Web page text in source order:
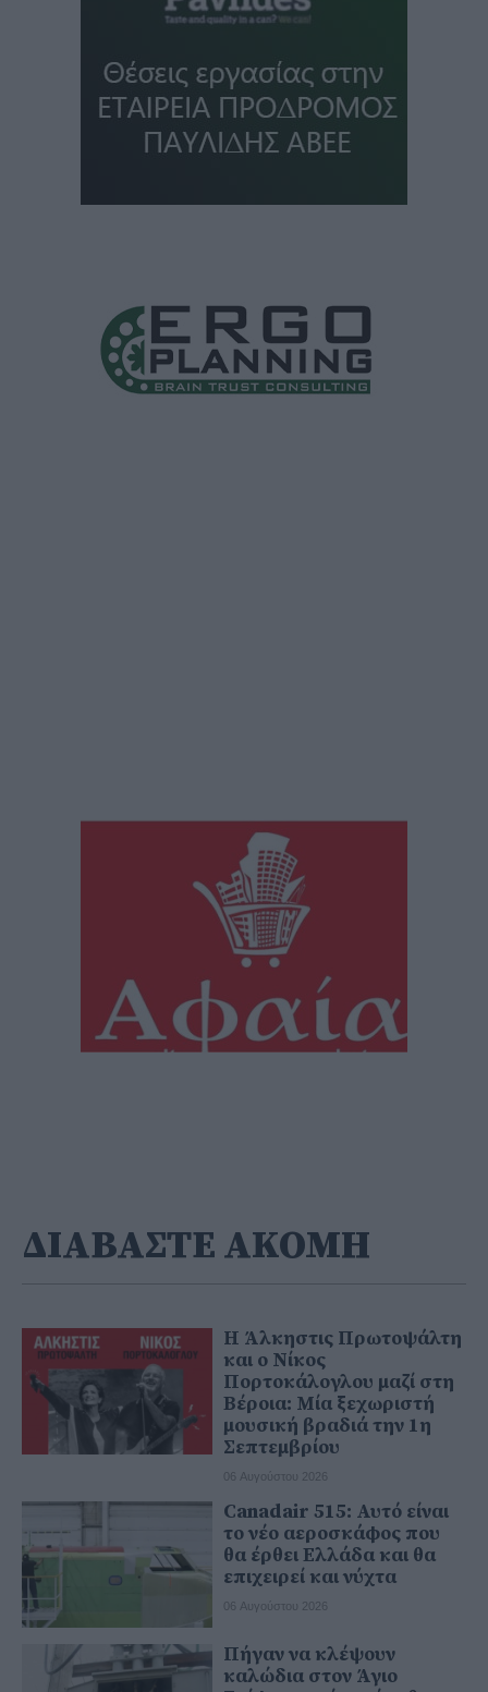
ΔΙΑΒΑΣΤΕ ΑΚΟΜΗ
Η Άλκηστις Πρωτοψάλτη
και ο Νίκος
Πορτοκάλογλου μαζί στη
Βέροια: Μία ξεχωριστή
μουσική βραδιά την 1η
Σεπτεμβρίου
06 Αυγούστου 2026
Canadair 515: Αυτό είναι
το νέο αεροσκάφος που
θα έρθει Ελλάδα και θα
επιχειρεί και νύχτα
06 Αυγούστου 2026
Πήγαν να κλέψουν
καλώδια στον Άγιο